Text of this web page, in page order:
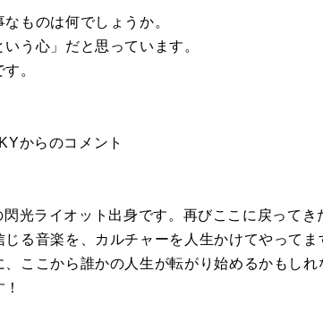
ものは何でしょうか。
う心」だと思っています。
。
からのコメント
光ライオット出身です。再びここに戻って
る音楽を、カルチャーを人生かけてやって
ここから誰かの人生が転がり始めるかもし